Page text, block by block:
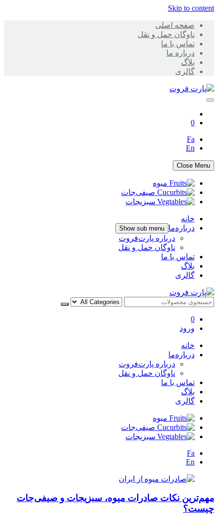
Skip to content
صفحه اصلی
ناوگان حمل و نقل
تماس با ما
درباره ما
بلاگ
گالری
0
Fa
En
Close Menu
میوه
صیفی‌جات
سبزیجات
خانه
درباره‌ما Show sub menu
درباره پارت‌فروت
ناوگان حمل و نقل
تماس با ما
بلاگ
گالری
پارت فروت
0
ورود
خانه
درباره‌ما
درباره پارت‌فروت
ناوگان حمل و نقل
تماس با ما
بلاگ
گالری
میوه
صیفی‌جات
سبزیجات
Fa
En
مهم‌ترین نکات صادرات میوه، سبزیجات و صیفی‌جات
چیست؟